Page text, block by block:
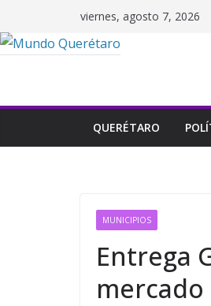
al
contenido
viernes, agosto 7, 2026
QUERÉTARO
MUNICIPIOS
Entrega
mercado